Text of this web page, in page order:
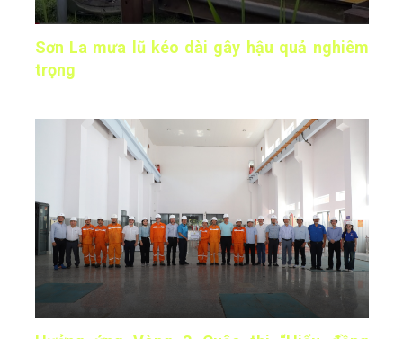
Sơn La mưa lũ kéo dài gây hậu quả nghiêm
trọng